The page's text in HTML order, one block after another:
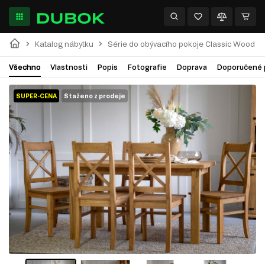
Katalog nábytku Série do obývacího pokoje Classic Wood
Všechno Vlastnosti Popis Fotografie Doprava Doporučené
SUPER-CENA Staženo z prodeje